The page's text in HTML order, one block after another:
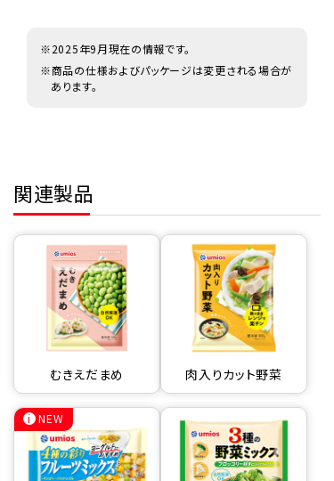
※2025年9月現在の情報です。
※商品の仕様およびパッケージは変更される場合が
あります。
関連製品
むきえだまめ 肉入りカット野菜
NEW